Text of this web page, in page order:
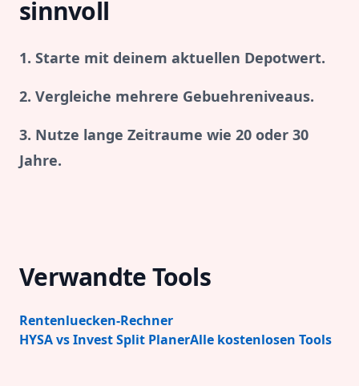
sinnvoll
1. Starte mit deinem aktuellen Depotwert.
2. Vergleiche mehrere Gebuehreniveaus.
3. Nutze lange Zeitraume wie 20 oder 30
Jahre.
Verwandte Tools
Rentenluecken-Rechner
HYSA vs Invest Split PlanerAlle kostenlosen Tools